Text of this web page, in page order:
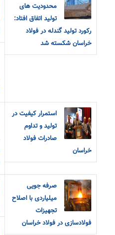
محدودیت های
تولید اتفاق افتاد:
رکورد تولید گندله در فولاد
خراسان شکسته شد
استمرار کیفیت در
تولید و تداوم
صادرات فولاد
خراسان
صرفه جویی
میلیاردی با اصلاح
تجهیزات
فولادسازی در فولاد خراسان